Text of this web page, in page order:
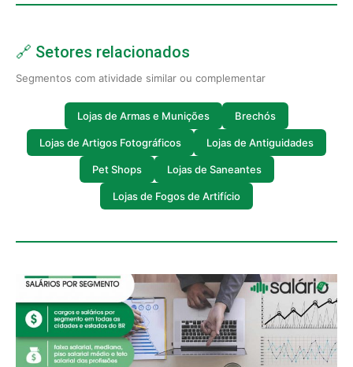
🔗 Setores relacionados
Segmentos com atividade similar ou complementar
Lojas de Armas e Munições Brechós
Lojas de Artigos Fotográficos Lojas de Antiguidades
Pet Shops Lojas de Saneantes
Lojas de Fogos de Artifício